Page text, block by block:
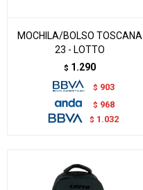
MOCHILA/BOLSO TOSCANA
23 - LOTTO
$ 1.290
$ 903
$ 968
$ 1.032